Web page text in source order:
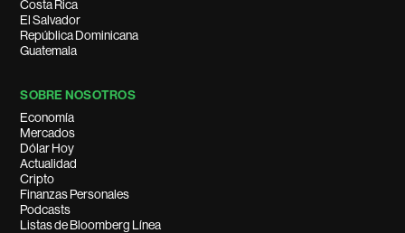
Costa Rica
El Salvador
República Dominicana
Guatemala
SOBRE NOSOTROS
Economía
Mercados
Dólar Hoy
Actualidad
Cripto
Finanzas Personales
Podcasts
Listas de Bloomberg Línea